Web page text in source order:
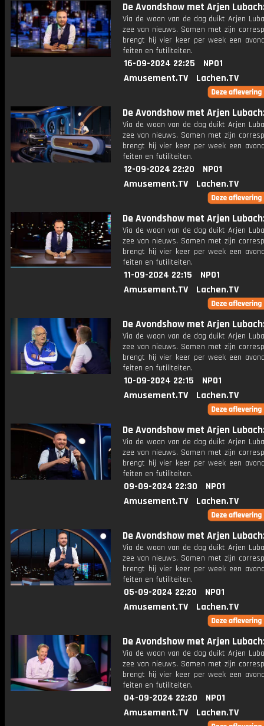
De Avondshow met Arjen
Via de waan van de dag duikt Arjen
zee van nieuws. Samen met zijn
brengt hij vier keer per week een
feiten en futiliteiten.
16-09-2024 22:25
NPO1
Amusement.TV
Lachen.TV
De Avondshow met Arjen
Via de waan van de dag duikt Arjen
zee van nieuws. Samen met zijn
brengt hij vier keer per week een
feiten en futiliteiten.
12-09-2024 22:20
NPO1
Amusement.TV
Lachen.TV
De Avondshow met Arjen
Via de waan van de dag duikt Arjen
zee van nieuws. Samen met zijn
brengt hij vier keer per week een
feiten en futiliteiten.
11-09-2024 22:15
NPO1
Amusement.TV
Lachen.TV
De Avondshow met Arjen
Via de waan van de dag duikt Arjen
zee van nieuws. Samen met zijn
brengt hij vier keer per week een
feiten en futiliteiten.
10-09-2024 22:15
NPO1
Amusement.TV
Lachen.TV
De Avondshow met Arjen
Via de waan van de dag duikt Arjen
zee van nieuws. Samen met zijn
brengt hij vier keer per week een
feiten en futiliteiten.
09-09-2024 22:30
NPO1
Amusement.TV
Lachen.TV
De Avondshow met Arjen
Via de waan van de dag duikt Arjen
zee van nieuws. Samen met zijn
brengt hij vier keer per week een
feiten en futiliteiten.
05-09-2024 22:20
NPO1
Amusement.TV
Lachen.TV
De Avondshow met Arjen
Via de waan van de dag duikt Arjen
zee van nieuws. Samen met zijn
brengt hij vier keer per week een
feiten en futiliteiten.
04-09-2024 22:20
NPO1
Amusement.TV
Lachen.TV